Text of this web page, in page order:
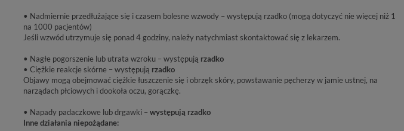
• Nadmiernie przedłużające się i czasem bolesne wzwody – występują rzadko (mogą dotyczyć nie więcej niż 1
na 1000 pacjentów)
Jeśli wzwód utrzymuje się ponad 4 godziny, należy natychmiast skontaktować się z lekarzem.
• Nagłe pogorszenie lub utrata wzroku – występują rzadko
• Ciężkie reakcje skórne – występują rzadko
Objawy mogą obejmować ciężkie łuszczenie się i obrzęk skóry, powstawanie pęcherzy w jamie ustnej, na
narządach płciowych i dookoła oczu, gorączkę.
• Napady padaczkowe lub drgawki – występują rzadko
Inne działania niepożądane: